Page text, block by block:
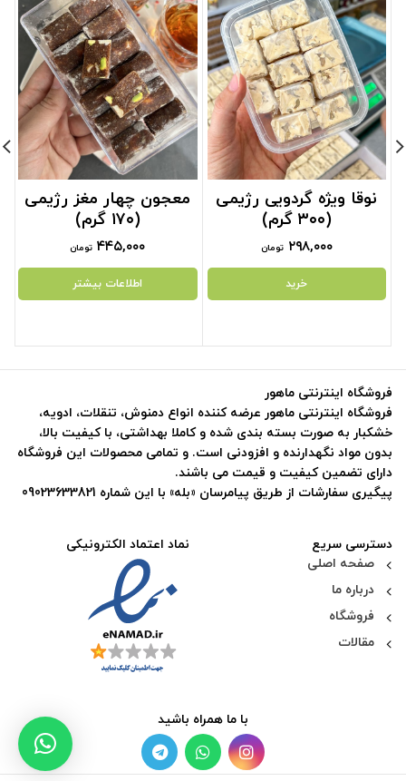
نوقا ویژه گردویی رژیمی
(۳۰۰ گرم)
۲۹۸,۰۰۰ تومان
خرید
معجون چهار مغز رژیمی
(۱۷۰ گرم)
۴۴۵,۰۰۰ تومان
اطلاعات بیشتر
با ما همراه باشید
نماد اعتماد الکترونیکی
دسترسی سریع
صفحه اصلی
درباره ما
فروشگاه
مقالات
فروشگاه اینترنتی ماهور
فروشگاه اینترنتی ماهور عرضه کننده انواع دمنوش، تنقلات، ادویه،
خشکبار به صورت بسته بندی شده و کاملا بهداشتی، با کیفیت بالا،
بدون مواد نگهدارنده و افزودنی است. و تمامی محصولات این فروشگاه
دارای تضمین کیفیت و قیمت می باشند.
پیگیری سفارشات از طریق پیامرسان «بله» با این شماره 09023633821